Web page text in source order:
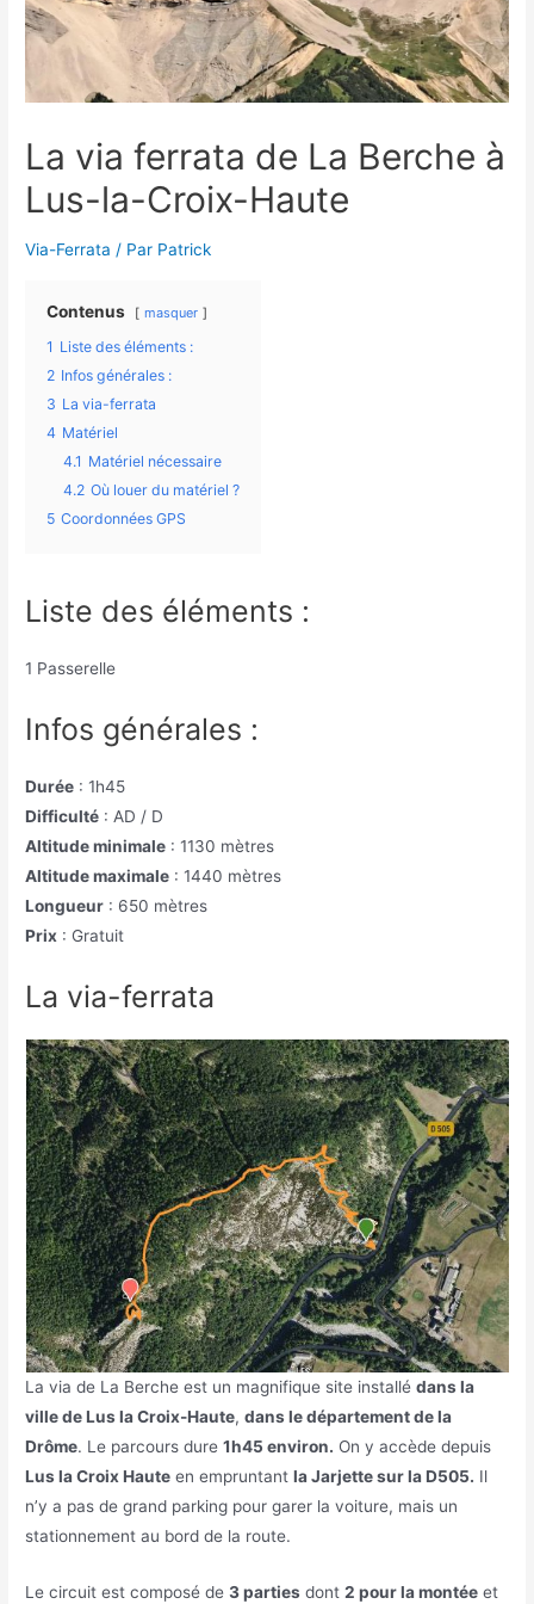
La via ferrata de La Berche à
Lus-la-Croix-Haute
Via-Ferrata / Par Patrick
Contenus masquer
1 Liste des éléments :
2 Infos générales :
3 La via-ferrata
4 Matériel
4.1 Matériel nécessaire
4.2 Où louer du matériel ?
5 Coordonnées GPS
Liste des éléments :
1 Passerelle
Infos générales :
Durée : 1h45
Difficulté : AD / D
Altitude minimale : 1130 mètres
Altitude maximale : 1440 mètres
Longueur : 650 mètres
Prix : Gratuit
La via-ferrata
La via de La Berche est un magnifique site installédans la
ville de Lus la Croix-Haute,dans le département de la
Drôme. Le parcours dure1h45 environ. On y accède depuis
Lus la Croix Haute en empruntantla Jarjette sur la D505. Il
n’y a pas de grand parking pour garer la voiture, mais un
stationnement au bord de la route.
Le circuit est composé de3 parties dont2 pour la montée et